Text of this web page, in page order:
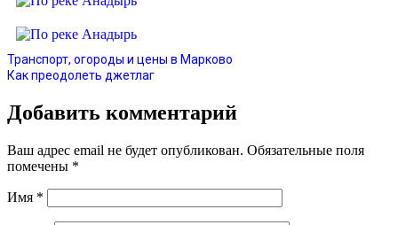
Транспорт, огороды и цены в Марково
Как преодолеть джетлаг
Добавить комментарий
Ваш адрес email не будет опубликован. Обязательные поля
помечены *
Имя *